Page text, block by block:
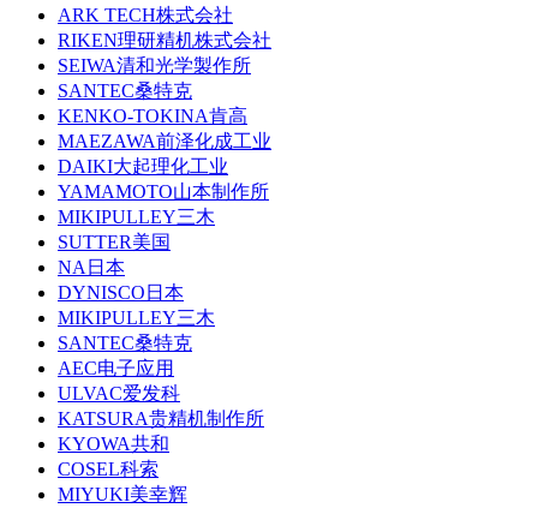
ARK TECH株式会社
RIKEN理研精机株式会社
SEIWA清和光学製作所
SANTEC桑特克
KENKO-TOKINA肯高
MAEZAWA前泽化成工业
DAIKI大起理化工业
YAMAMOTO山本制作所
MIKIPULLEY三木
SUTTER美国
NA日本
DYNISCO日本
MIKIPULLEY三木
SANTEC桑特克
AEC电子应用
ULVAC爱发科
KATSURA贵精机制作所
KYOWA共和
COSEL科索
MIYUKI美幸辉